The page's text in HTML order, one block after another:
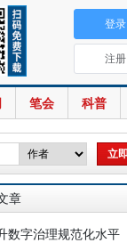
笔会 科普
登录
注册
章
数字治理规范化水平